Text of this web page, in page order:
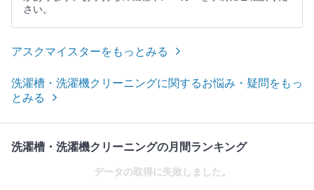
さい。
アスクマイスターをもっとみる
洗濯槽・洗濯機クリーニングに関するお悩み・疑問をもっ
とみる
洗濯槽・洗濯機クリーニングの月間ランキング
データの取得に失敗しました。